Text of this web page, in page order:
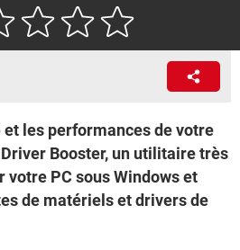
les performances de votre
Booster, un utilitaire très
votre PC sous Windows et
de matériels et drivers de